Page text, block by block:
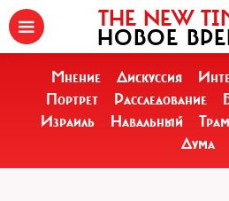
THE NEW
НОВОЕ
Мнение Дискуссия
Портрет
Расследование
Израиль
Навальный
Дума